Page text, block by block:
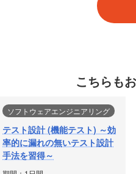
こちらも
ソフトウェアエンジニアリング
テスト設計 (機能テスト) ～効
率的に漏れの無いテスト設計
手法を習得～